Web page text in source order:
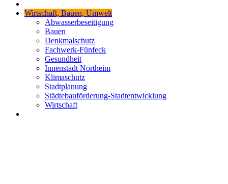
Wirtschaft, Bauen, Umwelt
Abwasserbeseitigung
Bauen
Denkmalschutz
Fachwerk-Fünfeck
Gesundheit
Innenstadt Northeim
Klimaschutz
Stadtplanung
Städtebauförderung-Stadtentwicklung
Wirtschaft